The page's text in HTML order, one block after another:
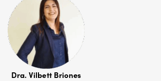
Dra. Vilbett Briones